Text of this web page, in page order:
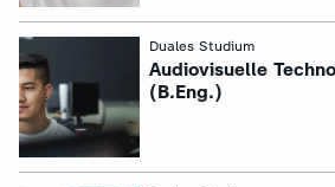
Duales Studium
:
Audiovisuelle
(B.Eng.)